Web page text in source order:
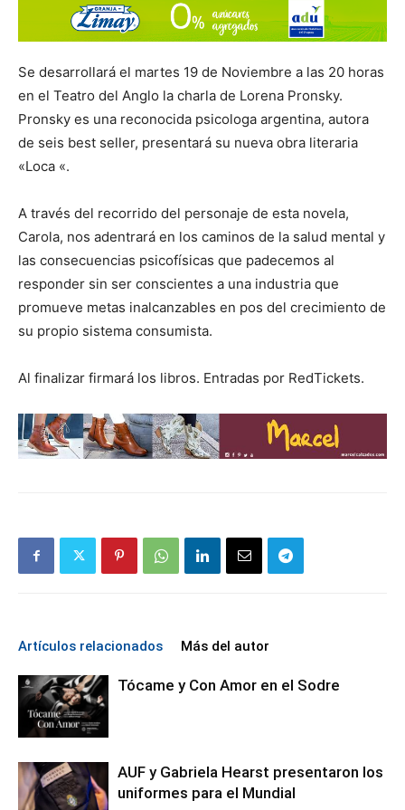
Se desarrollará el martes 19 de Noviembre a las 20 horas
en el Teatro del Anglo la charla de Lorena Pronsky.
Pronsky es una reconocida psicologa argentina, autora
de seis best seller, presentará su nueva obra literaria
«Loca «.
A través del recorrido del personaje de esta novela,
Carola, nos adentrará en los caminos de la salud mental y
las consecuencias psicofísicas que padecemos al
responder sin ser conscientes a una industria que
promueve metas inalcanzables en pos del crecimiento de
su propio sistema consumista.
Al finalizar firmará los libros. Entradas por RedTickets.
Artículos relacionados Más del autor
Tócame y Con Amor en el Sodre
AUF y Gabriela Hearst presentaron los
uniformes para el Mundial